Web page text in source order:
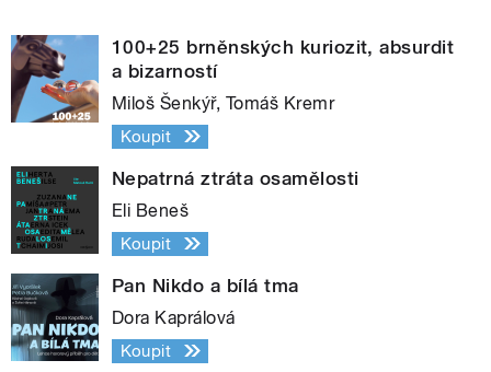
100+25 brněnských kuriozit, absurdit
a bizarností
Miloš Šenkýř, Tomáš Kremr
Koupit
Nepatrná ztráta osamělosti
Eli Beneš
Koupit
Pan Nikdo a bílá tma
Dora Kaprálová
Koupit